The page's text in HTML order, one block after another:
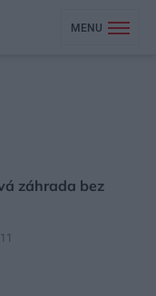
MENU
záhrada bez